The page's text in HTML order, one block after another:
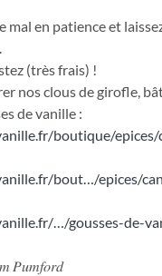
mal en patience et
(très frais) !
nos clous de girofle,
de vanille :
boutique/epices/
bout…/epices/
…/gousses-de-
𝑃𝑢𝑚𝑓𝑜𝑟𝑑